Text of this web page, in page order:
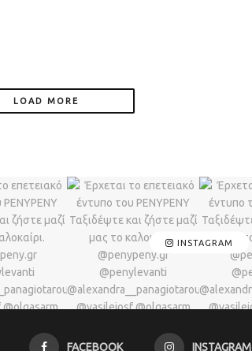
LOAD MORE
INSTAGRAM
FACEBOOK INSTAGRAM